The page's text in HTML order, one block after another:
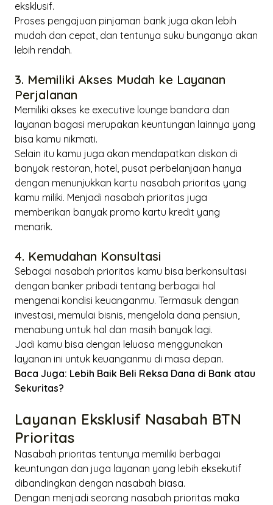
eksklusif.
Proses pengajuan pinjaman bank juga akan lebih
mudah dan cepat, dan tentunya suku bunganya akan
lebih rendah.
3. Memiliki Akses Mudah ke Layanan
Perjalanan
Memiliki akses ke executive lounge bandara dan
layanan bagasi merupakan keuntungan lainnya yang
bisa kamu nikmati.
Selain itu kamu juga akan mendapatkan diskon di
banyak restoran, hotel, pusat perbelanjaan hanya
dengan menunjukkan kartu nasabah prioritas yang
kamu miliki. Menjadi nasabah prioritas juga
memberikan banyak promo kartu kredit yang
menarik.
4. Kemudahan Konsultasi
Sebagai nasabah prioritas kamu bisa berkonsultasi
dengan banker pribadi tentang berbagai hal
mengenai kondisi keuanganmu. Termasuk dengan
investasi, memulai bisnis, mengelola dana pensiun,
menabung untuk hal dan masih banyak lagi.
Jadi kamu bisa dengan leluasa menggunakan
layanan ini untuk keuanganmu di masa depan.
Baca Juga: Lebih Baik Beli Reksa Dana di Bank atau
Sekuritas?
Layanan Eksklusif Nasabah BTN
Prioritas
Nasabah prioritas tentunya memiliki berbagai
keuntungan dan juga layanan yang lebih eksekutif
dibandingkan dengan nasabah biasa.
Dengan menjadi seorang nasabah prioritas maka